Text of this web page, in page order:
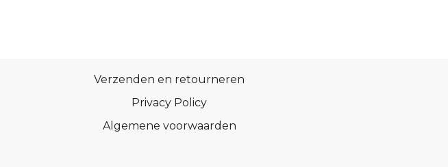
Verzenden en retourneren
Privacy Policy
Algemene voorwaarden